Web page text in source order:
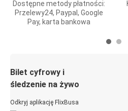
Dostępne metody płatności:
Przelewy24, Paypal, Google
Pay, karta bankowa
Bilet cyfrowy i
śledzenie na żywo
Odkryj aplikację FlixBusa